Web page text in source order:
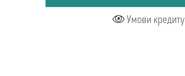
Умови кредиту